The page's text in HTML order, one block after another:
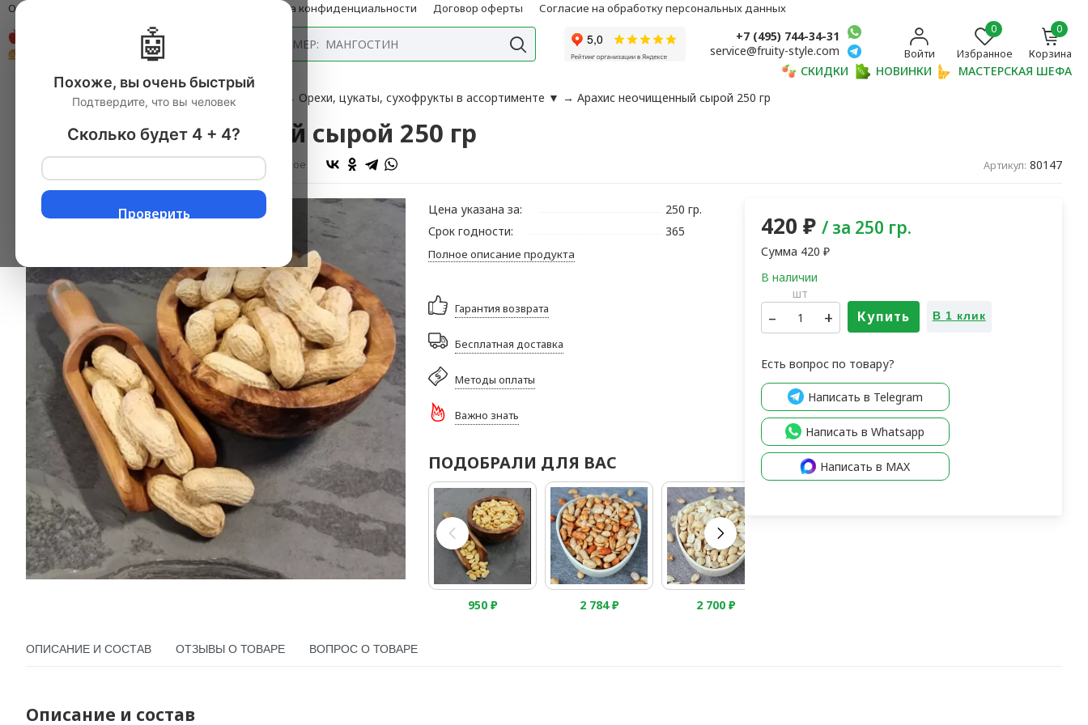
О компании Политика конфиденциальности Договор оферты Согласие на обработку персональных данных
Каталог
+7 (495) 744-34-31
service@fruity-style.com
Войти
0
Избранное
0
Корзина
СКИДКИ НОВИНКИ
МАСТЕРСКАЯ ШЕФА
→ Продукты питания с доставкой → Орехи, цукаты, сухофрукты в ассортименте ▼ → Арахис неочищенный сырой 250 гр
Арахис неочищенный сырой 250 гр
В избранное Артикул: 80147
Цена указана за:
250 гр.
Срок годности:
365
Полное описание продукта
Гарантия возврата
Бесплатная доставка
Методы оплаты
Важно знать
ПОДОБРАЛИ ДЛЯ ВАС
950 ₽ 2 784₽ 2 700 ₽
420 ₽ / за 250 гр.
Сумма 420 ₽
шт
– + Купить В 1 клик
Есть вопрос по товару?
Написать в Telegram
Написать в Whatsapp
Написать в MAX
ОПИСАНИЕ И СОСТАВ ОТЗЫВЫ О ТОВАРЕ ВОПРОС О ТОВАРЕ
Описание и состав
🤖
Похоже, вы очень быстрый
Подтвердите, что вы человек
Сколько будет 4 + 4?
Проверить